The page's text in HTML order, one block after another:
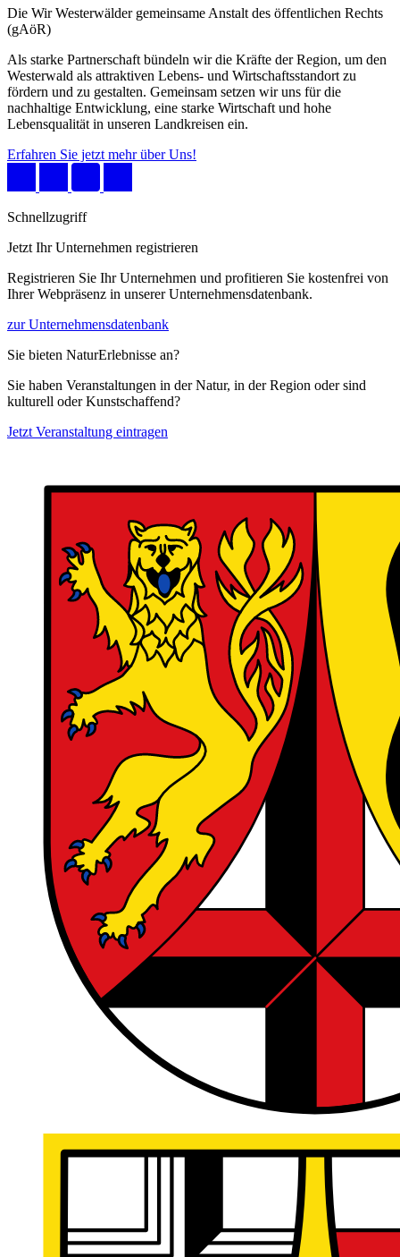
Die Wir Westerwälder gemeinsame Anstalt des öffentlichen Rechts
(gAöR)
Als starke Partnerschaft bündeln wir die Kräfte der Region, um den
Westerwald als attraktiven Lebens- und Wirtschaftsstandort zu
fördern und zu gestalten. Gemeinsam setzen wir uns für die
nachhaltige Entwicklung, eine starke Wirtschaft und hohe
Lebensqualität in unseren Landkreisen ein.
Erfahren Sie jetzt mehr über Uns!
Schnellzugriff
Jetzt Ihr Unternehmen registrieren
Registrieren Sie Ihr Unternehmen und profitieren Sie kostenfrei von
Ihrer Webpräsenz in unserer Unternehmensdatenbank.
zur Unternehmensdatenbank
Sie bieten NaturErlebnisse an?
Sie haben Veranstaltungen in der Natur, in der Region oder sind
kulturell oder Kunstschaffend?
Jetzt Veranstaltung eintragen